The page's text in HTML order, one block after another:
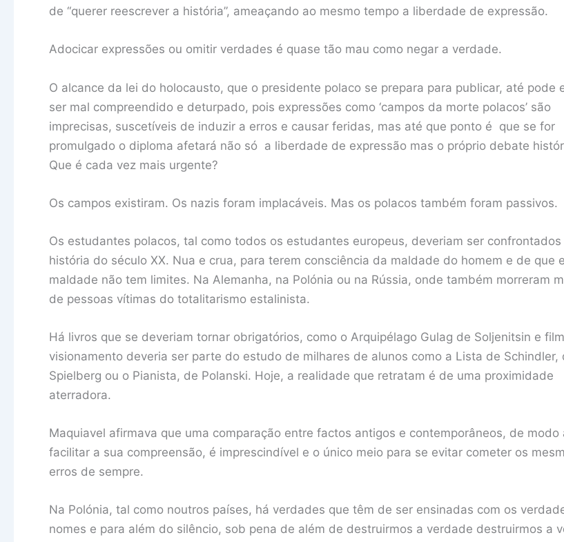
de “querer reescrever a história”, ameaçando ao mesmo tempo a liberdade de expressão.
Adocicar expressões ou omitir verdades é quase tão mau como negar a verdade.
O alcance da lei do holocausto, que o presidente polaco se prepara para publicar, até pode
ser mal compreendido e deturpado, pois expressões como ‘campos da morte polacos’ são
imprecisas, suscetíveis de induzir a erros e causar feridas, mas até que ponto é que se for
promulgado o diploma afetará não só a liberdade de expressão mas o próprio debate
Que é cada vez mais urgente?
Os campos existiram. Os nazis foram implacáveis. Mas os polacos também foram passivos.
Os estudantes polacos, tal como todos os estudantes europeus, deveriam ser confrontados
história do século XX. Nua e crua, para terem consciência da maldade do homem e de que
maldade não tem limites. Na Alemanha, na Polónia ou na Rússia, onde também morreram
de pessoas vítimas do totalitarismo estalinista.
Há livros que se deveriam tornar obrigatórios, como o Arquipélago Gulag de Soljenitsin e
visionamento deveria ser parte do estudo de milhares de alunos como a Lista de Schindler,
Spielberg ou o Pianista, de Polanski. Hoje, a realidade que retratam é de uma proximidade
aterradora.
Maquiavel afirmava que uma comparação entre factos antigos e contemporâneos, de modo
facilitar a sua compreensão, é imprescindível e o único meio para se evitar cometer os
erros de sempre.
Na Polónia, tal como noutros países, há verdades que têm de ser ensinadas com os
nomes e para além do silêncio, sob pena de além de destruirmos a verdade destruirmos a